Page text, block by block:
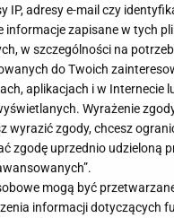
na terenie
zakażenia
zmarły. Polski
października cała
Co to oznacza
IP, adresy e-mail czy
informacje zapisane w tych
w szczególności na
do Twoich
aplikacjach i w Internecie
Wyrażenie
wyrazić zgody, chcesz
zgodę uprzednio udzieloną
mogą być
informacji dotyczących